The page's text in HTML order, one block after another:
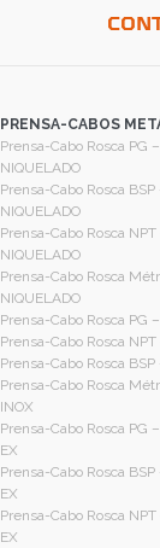
PRENSA-CABOS
Prensa-Cabo Rosca PG
NIQUELADO
Prensa-Cabo Rosca BSP
NIQUELADO
Prensa-Cabo Rosca NPT
NIQUELADO
Prensa-Cabo Rosca
NIQUELADO
Prensa-Cabo Rosca PG
Prensa-Cabo Rosca NPT
Prensa-Cabo Rosca BSP
Prensa-Cabo Rosca
INOX
Prensa-Cabo Rosca PG
EX
Prensa-Cabo Rosca BSP
EX
Prensa-Cabo Rosca NPT
EX